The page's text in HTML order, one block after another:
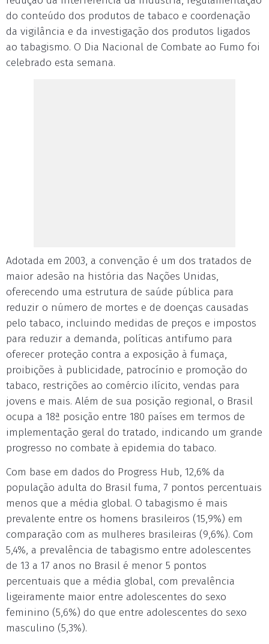
do conteúdo dos produtos de tabaco e coordenação
da vigilância e da investigação dos produtos ligados
ao tabagismo. O Dia Nacional de Combate ao Fumo foi
celebrado esta semana.
Adotada em 2003, a convenção é um dos tratados de
maior adesão na história das Nações Unidas,
oferecendo uma estrutura de saúde pública para
reduzir o número de mortes e de doenças causadas
pelo tabaco, incluindo medidas de preços e impostos
para reduzir a demanda, políticas antifumo para
oferecer proteção contra a exposição à fumaça,
proibições à publicidade, patrocínio e promoção do
tabaco, restrições ao comércio ilícito, vendas para
jovens e mais. Além de sua posição regional, o Brasil
ocupa a 18ª posição entre 180 países em termos de
implementação geral do tratado, indicando um grande
progresso no combate à epidemia do tabaco.
Com base em dados do Progress Hub, 12,6% da
população adulta do Brasil fuma, 7 pontos percentuais
menos que a média global. O tabagismo é mais
prevalente entre os homens brasileiros (15,9%) em
comparação com as mulheres brasileiras (9,6%). Com
5,4%, a prevalência de tabagismo entre adolescentes
de 13 a 17 anos no Brasil é menor 5 pontos
percentuais que a média global, com prevalência
ligeiramente maior entre adolescentes do sexo
feminino (5,6%) do que entre adolescentes do sexo
masculino (5,3%).